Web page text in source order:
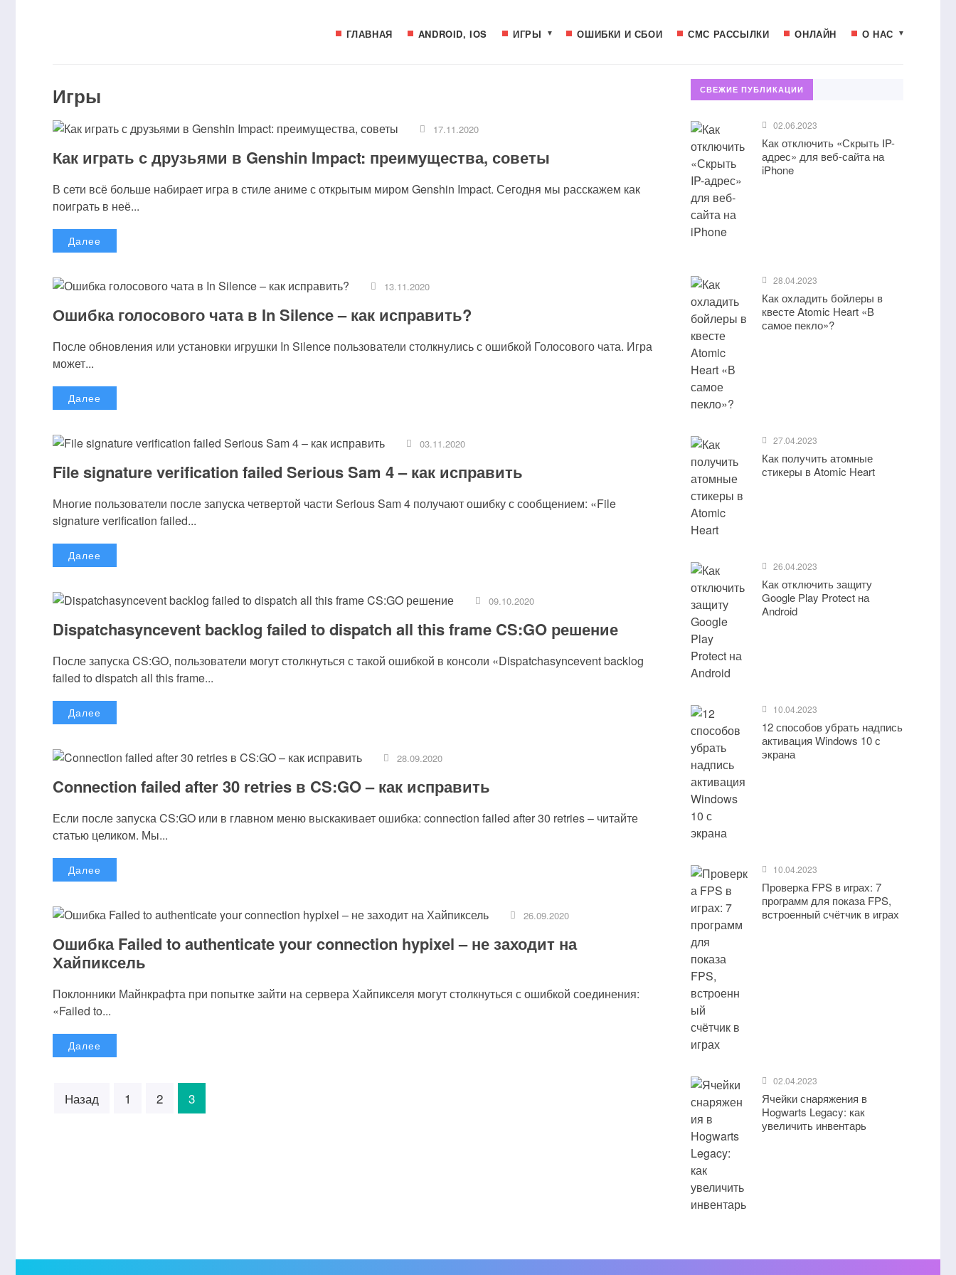
ГЛАВНАЯ ANDROID, IOS ИГРЫ ОШИБКИ И СБОИ СМС РАССЫЛКИ ОНЛАЙН О НАС
Игры
17.11.2020
Как играть с друзьями в Genshin Impact: преимущества, советы
В сети всё больше набирает игра в стиле аниме с открытым миром Genshin Impact. Сегодня мы расскажем как
поиграть в неё...
Далее
13.11.2020
Ошибка голосового чата в In Silence – как исправить?
После обновления или установки игрушки In Silence пользователи столкнулись с ошибкой Голосового чата. Игра
может...
Далее
03.11.2020
File signature verification failed Serious Sam 4 – как исправить
Многие пользователи после запуска четвертой части Serious Sam 4 получают ошибку с сообщением: «File
signature verification failed...
Далее
09.10.2020
Dispatchasyncevent backlog failed to dispatch all this frame CS:GO решение
После запуска CS:GO, пользователи могут столкнуться с такой ошибкой в консоли «Dispatchasyncevent backlog
failed to dispatch all this frame...
Далее
28.09.2020
Connection failed after 30 retries в CS:GO – как исправить
Если после запуска CS:GO или в главном меню выскакивает ошибка: connection failed after 30 retries – читайте
статью целиком. Мы...
Далее
26.09.2020
Ошибка Failed to authenticate your connection hypixel – не заходит на
Хайпиксель
Поклонники Майнкрафта при попытке зайти на сервера Хайпикселя могут столкнуться с ошибкой соединения:
«Failed to...
Далее
Назад 1 2 3
СВЕЖИЕ ПУБЛИКАЦИИ
02.06.2023
Как отключить «Скрыть IP-
адрес» для веб-сайта на
iPhone
28.04.2023
Как охладить бойлеры в
квесте Atomic Heart «В
самое пекло»?
27.04.2023
Как получить атомные
стикеры в Atomic Heart
26.04.2023
Как отключить защиту
Google Play Protect на
Android
10.04.2023
12 способов убрать надпись
активация Windows 10 с
экрана
10.04.2023
Проверка FPS в играх: 7
программ для показа FPS,
встроенный счётчик в играх
02.04.2023
Ячейки снаряжения в
Hogwarts Legacy: как
увеличить инвентарь